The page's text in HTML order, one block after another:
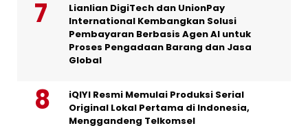
Lianlian DigiTech dan UnionPay
International Kembangkan Solusi
Pembayaran Berbasis Agen AI untuk
Proses Pengadaan Barang dan Jasa
Global
iQIYI Resmi Memulai Produksi Serial
Original Lokal Pertama di Indonesia,
Menggandeng Telkomsel